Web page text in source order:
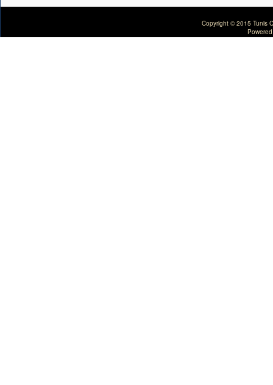
Copyright © 2015 Tunis